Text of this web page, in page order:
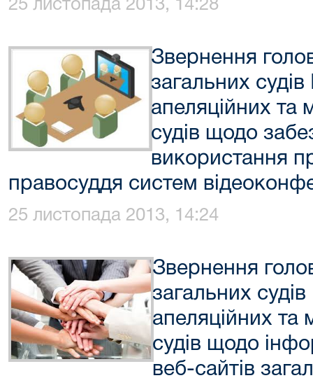
25 листопада 2013, 14:28
Звернення
загальних
апеляційних та
судів щодо
використання
правосуддя систем
25 листопада 2013, 14:24
Звернення
загальних
апеляційних та
судів щодо
веб-сайтів